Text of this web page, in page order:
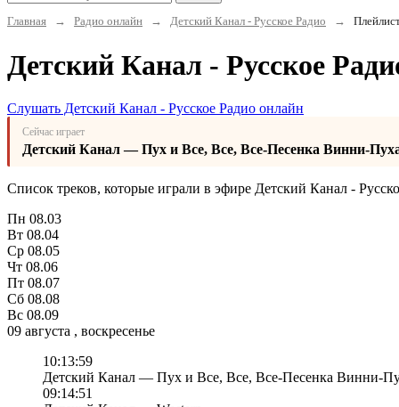
Главная
→ Радио онлайн → Детский Канал - Русское Радио →
Детский Канал - Русское
Слушать Детский Канал - Русское Радио онлайн
Сейчас играет
Детский Канал — Пух и Все, Все, Все-Песенка Винни-
Список треков, которые играли в эфире Детский Канал -
Пн 08.03
Вт 08.04
Ср 08.05
Чт 08.06
Пт 08.07
Сб 08.08
Вс 08.09
09 августа , воскресенье
10:13:59
Детский Канал — Пух и Все, Все, Все-Песенка Винни-
09:14:51